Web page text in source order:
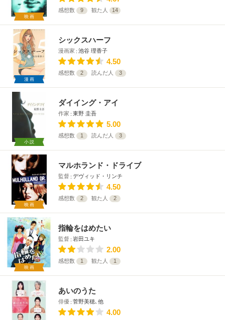
映画
感想数 9 観た人 14
漫画
シックスハーフ
漫画家 池谷 理香子
4.50
感想数 2 読んだ人 3
小説
ダイイング・アイ
作家 東野 圭吾
5.00
感想数 1 読んだ人 3
映画
マルホランド・ドライブ
監督 デヴィッド・リンチ
4.50
感想数 2 観た人 2
映画
指輪をはめたい
監督 岩田ユキ
2.00
感想数 1 観た人 1
あいのうた
俳優 菅野美穂､他
4.00